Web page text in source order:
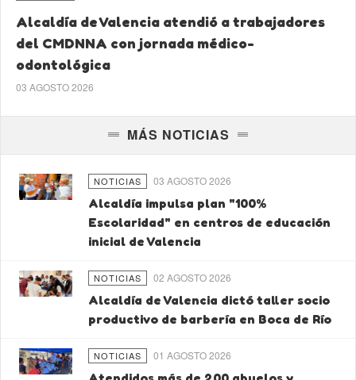
Alcaldía de Valencia atendió a trabajadores
del CMDNNA con jornada médico-
odontológica
03 AGOSTO 2026
MÁS NOTICIAS
NOTICIAS 03 AGOSTO 2026
Alcaldía impulsa plan "100%
Escolaridad" en centros de educación
inicial de Valencia
NOTICIAS 02 AGOSTO 2026
Alcaldía de Valencia dictó taller socio
productivo de barbería en Boca de Río
NOTICIAS 01 AGOSTO 2026